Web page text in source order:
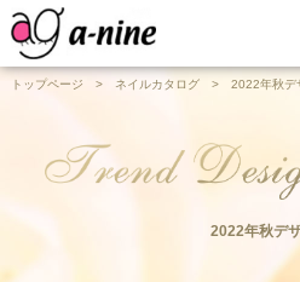
トップページ > ネイルカタログ > 2022年秋デ
2022年秋デ